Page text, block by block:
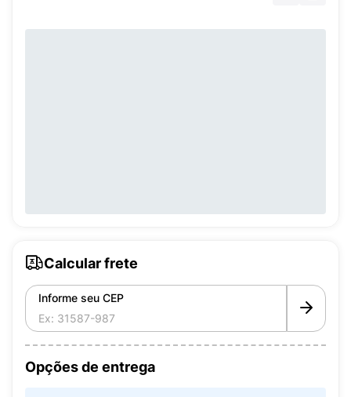
Calcular frete
Informe seu CEP
Opções de entrega